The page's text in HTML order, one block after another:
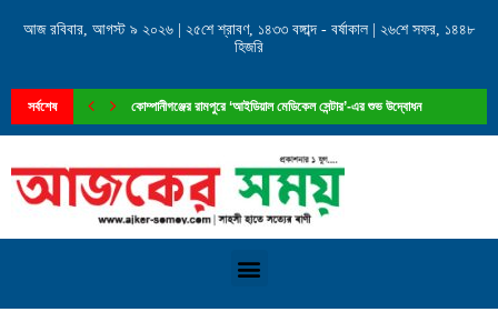
আজ রবিবার, আগস্ট ৯ ২০২৬ | ২৫শে শ্রাবণ, ১৪৩৩ বঙ্গাব্দ - বর্ষাকাল | ২৬শে সফর, ১৪৪৮
হিজরি
সর্বশেষ কোম্পানীগঞ্জের রামপুরে ‘আইডিয়াল মেডিকেল সেন্টার’-এর শুভ উদ্বোধন
তারুণ্যের উৎসব পরশুরামে বর্নাঢ্য র‍্যালি অনুষ্ঠিত